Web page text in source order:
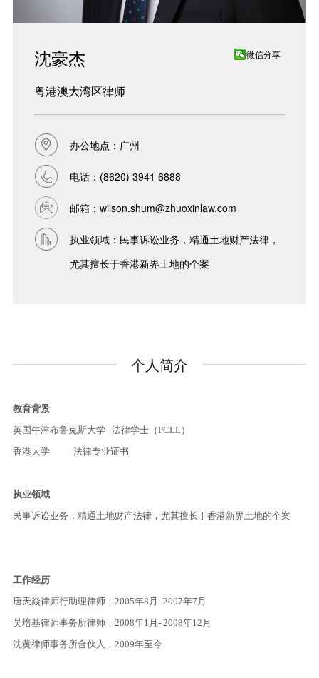
沈豪杰 微信分享
粤港澳大湾区律师
办公地点：广州
电话： (8620) 3941 6888
邮箱： wilson.shum@zhuoxinlaw.com
执业领域：民事诉讼业务，精通土地财产法律，
尤其擅长于香港新界土地的个案
个人简介
教育背景
英国牛津布鲁克斯大学 法律学士（PCLL）
香港大学 法律专业证书
执业领域
民事诉讼业务，精通土地财产法律，尤其擅长于香港新界土地的个案
工作经历
唐天焱律师行助理律师，2005年8月- 2007年7月
吴培基律师事务所律师，2008年1月- 2008年12月
沈黄律师事务所合伙人，2009年至今